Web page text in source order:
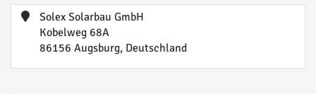
Solex Solarbau GmbH
Kobelweg 68A
86156 Augsburg, Deutschland